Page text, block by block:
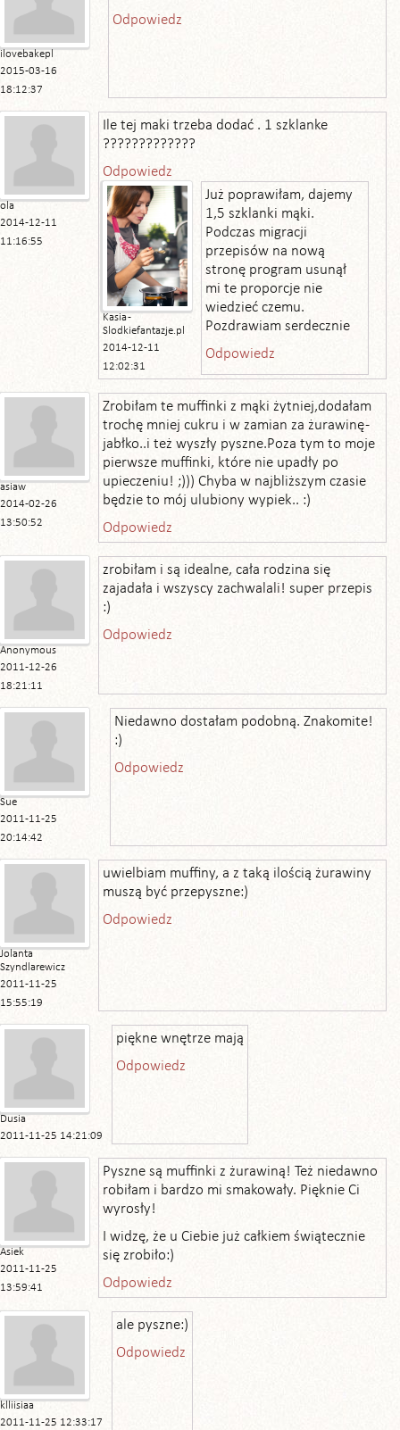
ilovebakepl
2015-03-16
18:12:37
Odpowiedz
ola
2014-12-11
11:16:55
Ile tej maki trzeba dodać . 1 szklanke
?????????????
Odpowiedz
Kasia -
Slodkiefantazje.pl
2014-12-11
12:02:31
Już poprawiłam, dajemy
1,5 szklanki mąki.
Podczas migracji
przepisów na nową
stronę program usunął
mi te proporcje nie
wiedzieć czemu.
Pozdrawiam serdecznie
Odpowiedz
asiaw
2014-02-26
13:50:52
Zrobiłam te muffinki z mąki żytniej,dodałam
trochę mniej cukru i w zamian za żurawinę -
jabłko..i też wyszły pyszne.Poza tym to moje
pierwsze muffinki, które nie upadły po
upieczeniu! ;))) Chyba w najbliższym czasie
będzie to mój ulubiony wypiek.. :)
Odpowiedz
Anonymous
2011-12-26
18:21:11
zrobiłam i są idealne, cała rodzina się
zajadała i wszyscy zachwalali! super przepis
:)
Odpowiedz
Sue
2011-11-25
20:14:42
Niedawno dostałam podobną. Znakomite!
:)
Odpowiedz
Jolanta
Szyndlarewicz
2011-11-25
15:55:19
uwielbiam muffiny, a z taką ilością żurawiny
muszą być przepyszne:)
Odpowiedz
Dusia
2011-11-25 14:21:09
piękne wnętrze mają
Odpowiedz
Asiek
2011-11-25
13:59:41
Pyszne są muffinki z żurawiną! Też niedawno
robiłam i bardzo mi smakowały. Pięknie Ci
wyrosły!
I widzę, że u Ciebie już całkiem świątecznie
się zrobiło:)
Odpowiedz
klliisiaa
2011-11-25 12:33:17
ale pyszne:)
Odpowiedz